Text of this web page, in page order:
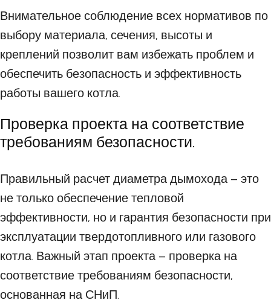
Внимательное соблюдение всех нормативов по
выбору материала, сечения, высоты и
креплений позволит вам избежать проблем и
обеспечить безопасность и эффективность
работы вашего котла.
Проверка проекта на соответствие
требованиям безопасности.
Правильный расчет диаметра дымохода – это
не только обеспечение тепловой
эффективности, но и гарантия безопасности при
эксплуатации твердотопливного или газового
котла. Важный этап проекта – проверка на
соответствие требованиям безопасности,
основанная на СНиП.